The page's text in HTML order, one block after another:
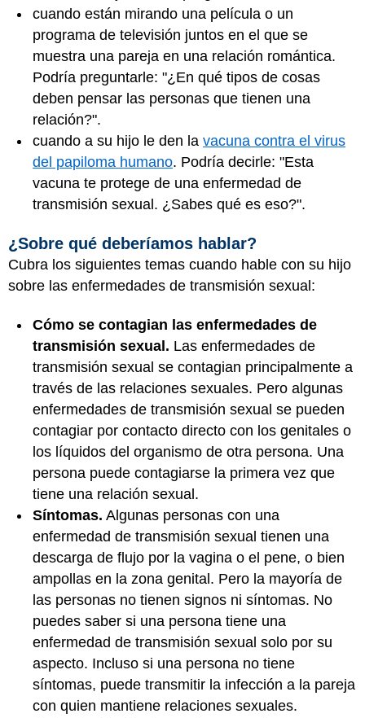
cuando están mirando una película o un
programa de televisión juntos en el que se
muestra una pareja en una relación romántica.
Podría preguntarle: "¿En qué tipos de cosas
deben pensar las personas que tienen una
relación?".
cuando a su hijo le den la vacuna contra el virus
del papiloma humano. Podría decirle: "Esta
vacuna te protege de una enfermedad de
transmisión sexual. ¿Sabes qué es eso?".
¿Sobre qué deberíamos hablar?
Cubra los siguientes temas cuando hable con su hijo
sobre las enfermedades de transmisión sexual:
Cómo se contagian las enfermedades de
transmisión sexual. Las enfermedades de
transmisión sexual se contagian principalmente a
través de las relaciones sexuales. Pero algunas
enfermedades de transmisión sexual se pueden
contagiar por contacto directo con los genitales o
los líquidos del organismo de otra persona. Una
persona puede contagiarse la primera vez que
tiene una relación sexual.
Síntomas. Algunas personas con una
enfermedad de transmisión sexual tienen una
descarga de flujo por la vagina o el pene, o bien
ampollas en la zona genital. Pero la mayoría de
las personas no tienen signos ni síntomas. No
puedes saber si una persona tiene una
enfermedad de transmisión sexual solo por su
aspecto. Incluso si una persona no tiene
síntomas, puede transmitir la infección a la pareja
con quien mantiene relaciones sexuales.